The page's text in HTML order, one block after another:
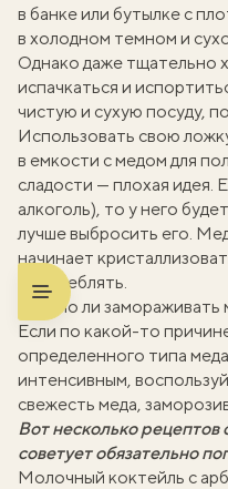
в банке или бутылке с
в холодном темном и
Однако даже тщательно
испачкаться и
чистую и сухую посуду,
Использовать свою
в емкости с медом для
сладости — плохая идея.
алкоголь), то у него
лучше выбросить его.
начинает
употреблять.
Можно ли замораживать
Если по какой-то
определенного типа
интенсивным,
свежесть меда,
Вот несколько
советует обязательно
Молочный коктейль с